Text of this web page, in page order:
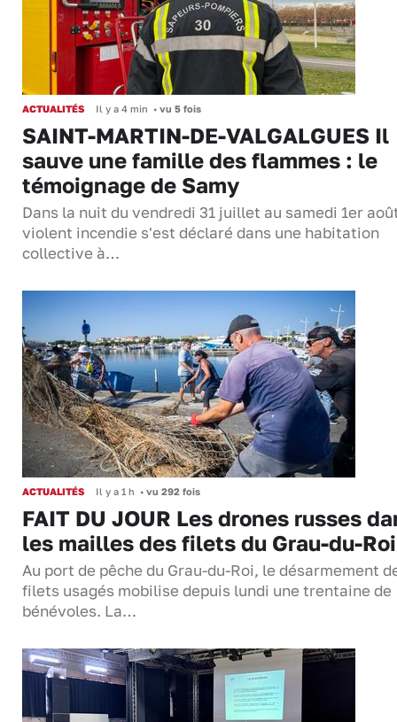
ACTUALITÉS Il y a 4 min • vu 5 fois
SAINT-MARTIN-DE-VALGALGUES Il
sauve une famille des flammes : le
témoignage de Samy
Dans la nuit du vendredi 31 juillet au samedi 1er
violent incendie s'est déclaré dans une habitation
collective à…
ACTUALITÉS Il y a 1 h • vu 292 fois
FAIT DU JOUR Les drones russes
les mailles des filets du Grau-du-Roi
Au port de pêche du Grau-du-Roi, le désarmement
filets usagés mobilise depuis lundi une trentaine de
bénévoles. La…